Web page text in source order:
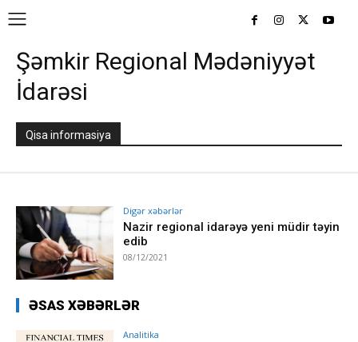
Şəmkir Regional Mədəniyyət
İdarəsi
Qisa informasiya
Digər xəbərlər
Nazir regional idarəyə yeni müdir təyin
edib
08/12/2021
ƏSAS XƏBƏRLƏR
Analitika